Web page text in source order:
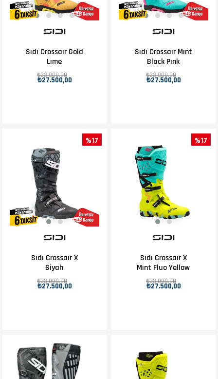
Sıdı Crossaır Gold
Lıme
₺27.500,00
₺33.000,00
Sıdı Crossaır Mınt
Black Pınk
₺27.500,00
₺33.000,00
Sıdı Crossaır X
Siyah
₺27.500,00
₺33.000,00
%17
Sıdı Crossaır X
Mınt Fluo Yellow
₺27.500,00
₺33.000,00
%17